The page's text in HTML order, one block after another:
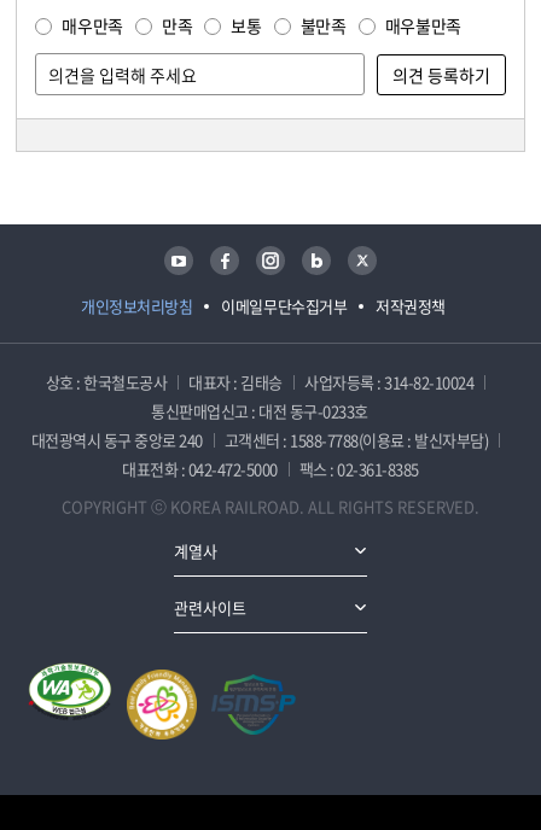
매우만족 만족 보통 불만족 매우불만족
개인정보처리방침 이메일무단수집거부 저작권정책
유튜브 페이스북 인스타그램 블로그 트위터
상호 : 한국철도공사 대표자 : 김태승
사업자등록 : 314-82-10024
통신판매업신고 : 대전 동구-0233호
대전광역시 동구 중앙로 240
고객센터 : 1588-7788(이용료 : 발신자부담)
대표전화 : 042-472-5000
팩스 : 02-361-8385
COPYRIGHT ⓒ KOREA RAILROAD. ALL RIGHTS RESERVED.
계열사
관련사이트